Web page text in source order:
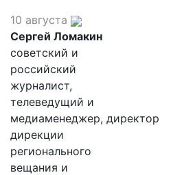
10 августа
Сергей Ломакин
советский и
российский
журналист,
телеведущий и
медиаменеджер, директор
дирекции
регионального
вещания и